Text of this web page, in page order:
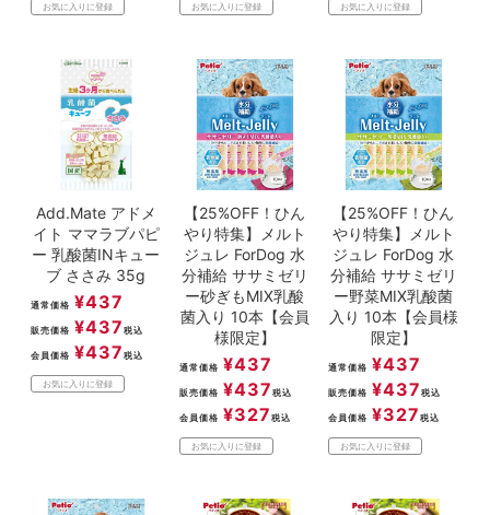
お気に入りに登録 お気に入りに登録 お気に入りに登録
Add.Mate アドメ
イト ママラブパピ
ー 乳酸菌INキュー
ブ ささみ 35g
通常価格 ¥437
販売価格 ¥437 税込
会員価格 ¥437 税込
お気に入りに登録
【25%OFF！ひん
やり特集】メルト
ジュレ ForDog 水
分補給 ササミゼリ
ー砂ぎもMIX乳酸
菌入り 10本【会員
様限定】
通常価格 ¥437
販売価格 ¥437 税込
会員価格 ¥327 税込
お気に入りに登録
【25%OFF！ひん
やり特集】メルト
ジュレ ForDog 水
分補給 ササミゼリ
ー野菜MIX乳酸菌
入り 10本【会員様
限定】
通常価格 ¥437
販売価格 ¥437 税込
会員価格 ¥327 税込
お気に入りに登録